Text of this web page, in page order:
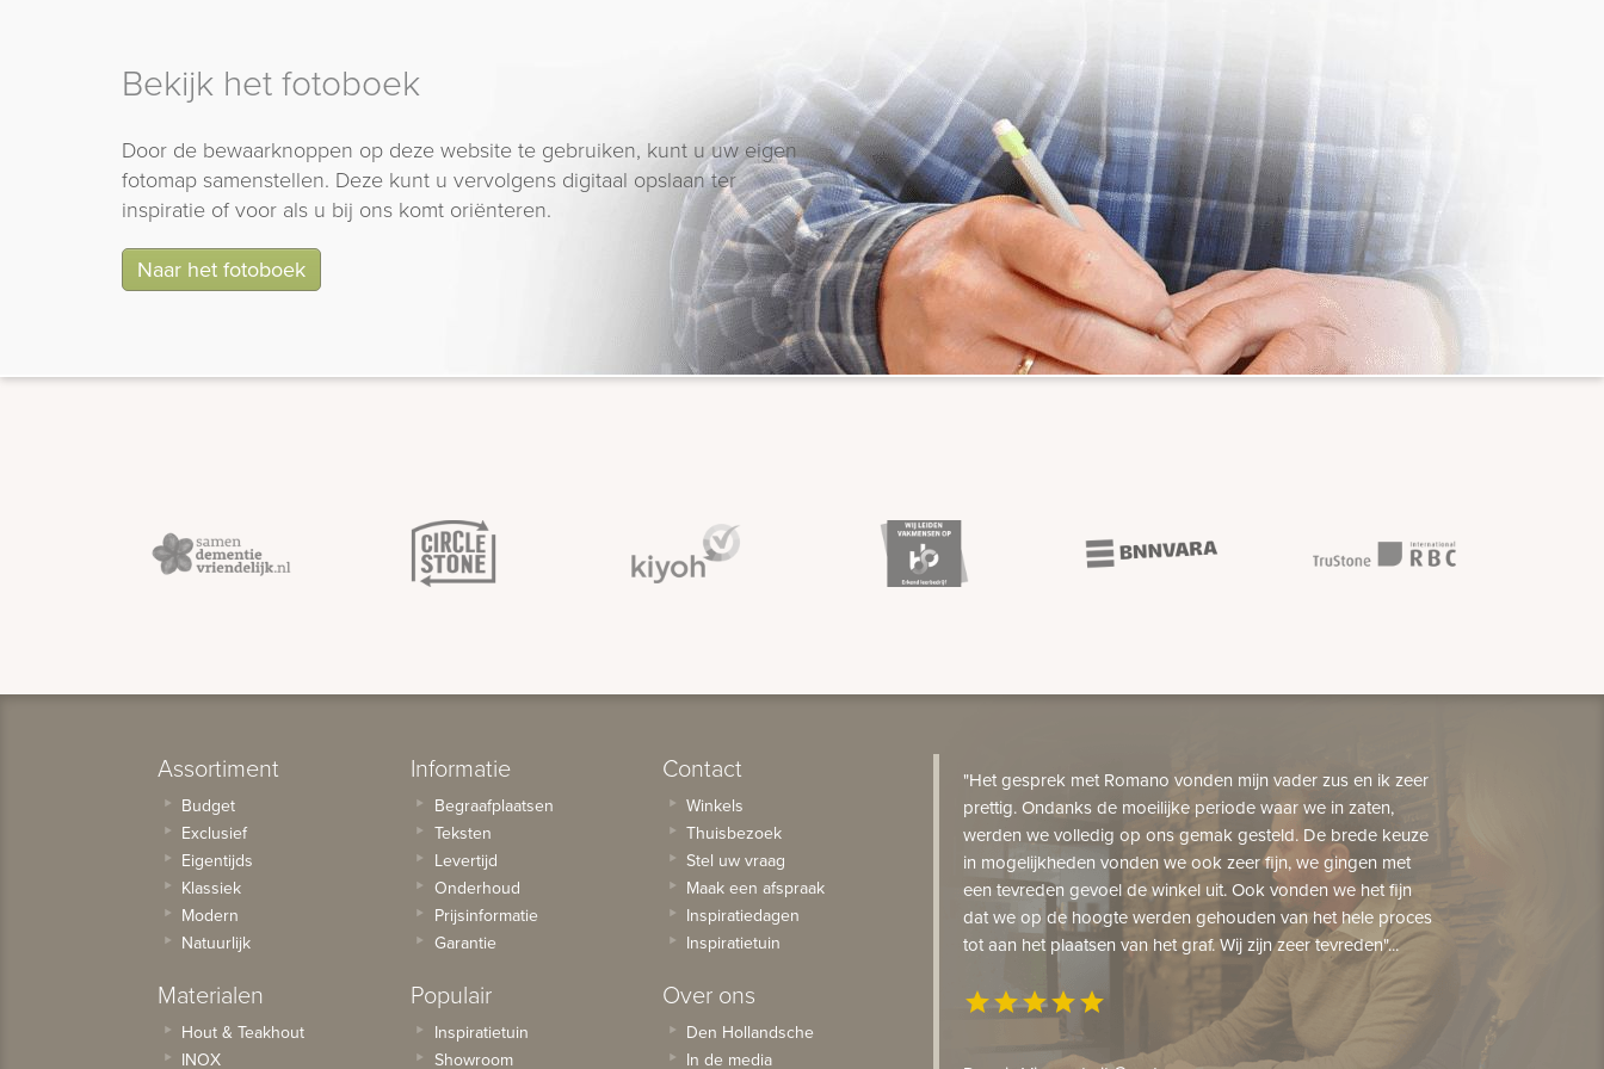
Bekijk het fotoboek
Door de bewaarknoppen op deze website te gebruiken, kunt u uw eigen
fotomap samenstellen. Deze kunt u vervolgens digitaal opslaan ter
inspiratie of voor als u bij ons komt oriënteren.
Naar het fotoboek
Assortiment
Budget
Exclusief
Eigentijds
Klassiek
Modern
Natuurlijk
Materialen
Hout & Teakhout
INOX
Informatie
Begraafplaatsen
Teksten
Levertijd
Onderhoud
Prijsinformatie
Garantie
Populair
Inspiratietuin
Showroom
Contact
Winkels
Thuisbezoek
Stel uw vraag
Maak een afspraak
Inspiratiedagen
Inspiratietuin
Over ons
Den Hollandsche
In de media
"Het gesprek met Romano vonden mijn vader zus en ik zeer
prettig. Ondanks de moeilijke periode waar we in zaten,
werden we volledig op ons gemak gesteld. De brede keuze
in mogelijkheden vonden we ook zeer fijn, we gingen met
een tevreden gevoel de winkel uit. Ook vonden we het fijn
dat we op de hoogte werden gehouden van het hele proces
tot aan het plaatsen van het graf. Wij zijn zeer tevreden"...
starstarstarstarstar